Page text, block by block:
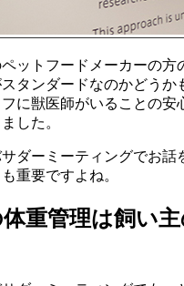
ットフードメーカーの方
タンダードなのかどうか
に獣医師がいることの安
した。
ダーミーティングでお話
重要ですよね。
重管理は飼い